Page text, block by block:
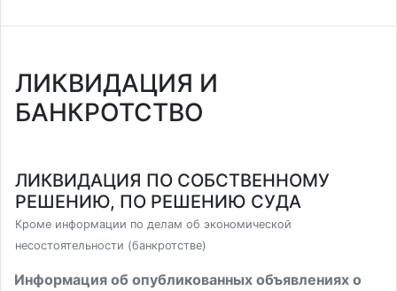
ЛИКВИДАЦИЯ И
БАНКРОТСТВО
ЛИКВИДАЦИЯ ПО СОБСТВЕННОМУ
РЕШЕНИЮ, ПО РЕШЕНИЮ СУДА
Кроме информации по делам об экономической
несостоятельности (банкротстве)
Информация об опубликованных объявлениях о